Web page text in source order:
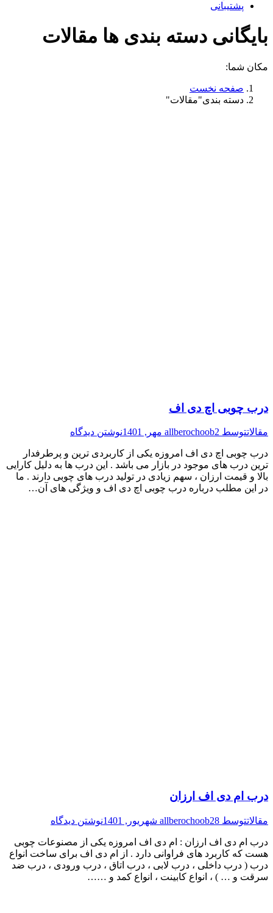
پشتیبانی
بایگانی دسته بندی ها مقالات
مکان شما:
صفحه نخست
دسته بندی"مقالات"
درب چوبی اچ دی اف
مقالاتتوسط allberochoob2 مهر, 1401 نوشتن دیدگاه
درب چوبی اچ دی اف امروزه یکی از کاربردی ترین و پرطرفدار
ترین درب های موجود در بازار می باشد . این درب ها به دلیل کارایی
بالا و قیمت ارزان ، سهم زیادی در تولید درب های چوبی دارند . ما
در این مطلب درباره درب چوبی اچ دی اف و ویژگی های آن…
درب ام دی اف ارزان
مقالاتتوسط allberochoob28 شهریور, 1401 نوشتن دیدگاه
درب ام دی اف ارزان : ام دی اف امروزه یکی از مصنوعات چوبی
هست که کاربرد های فراوانی دارد . از ام دی اف برای ساخت انواع
درب ( درب داخلی ، درب لابی ، درب اتاق ، درب ورودی ، درب ضد
سرقت و … ) ، انواع کابینت ، انواع کمد و ……